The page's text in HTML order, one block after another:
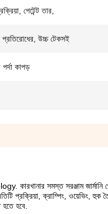
পেটেন্ট তার,
প্রতিরোধের, উচ্চ টেকসই
পর্দা কাপড়
সমস্ত সরঞ্জাম জার্মানি
প্রক্রিয়া, ক্রাম্পিং, ওয়েভিং, হুক
হবে.